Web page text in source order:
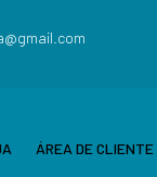
ÁREA DE CLIENTE